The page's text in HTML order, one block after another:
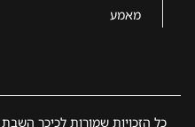
מאמע
כל הזכויות שמורות לכיכר השבת